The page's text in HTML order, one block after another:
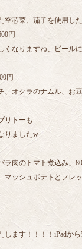
空芯菜、茄子を使用した
円
くなりますね、ビール
円
、オクラのナムル、お
リトーも
りましたw
ラ肉のトマト煮込み」
マッシュポテトとフレ
します！！！！iPadか